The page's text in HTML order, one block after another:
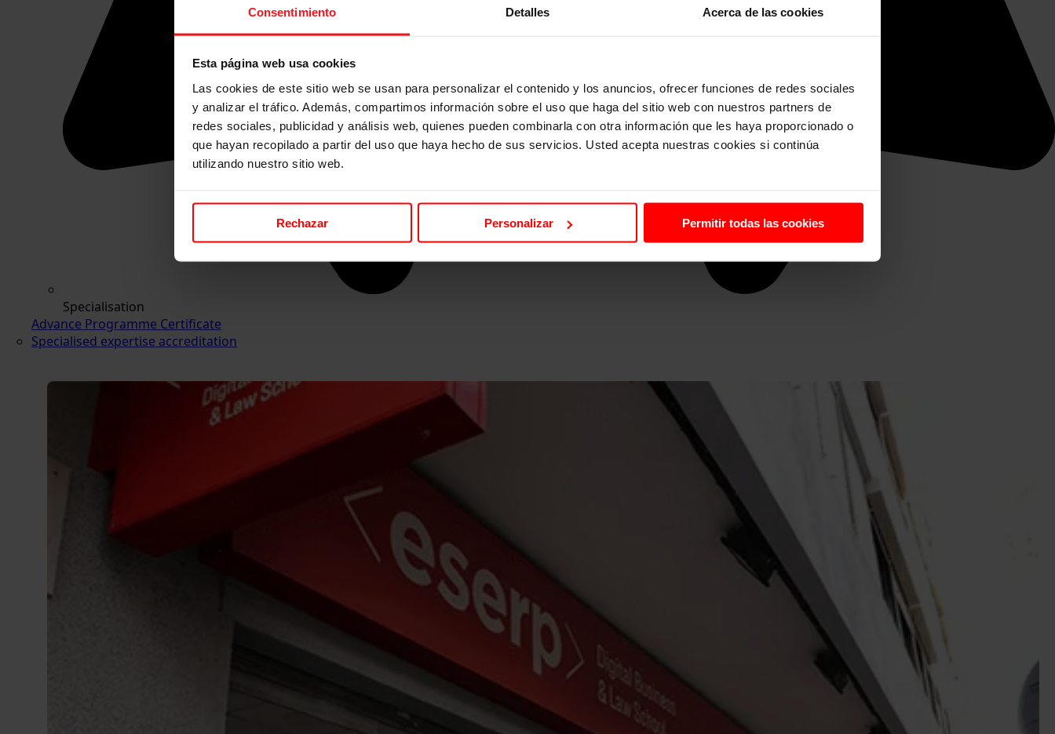
Consentimiento Detalles Acerca de las cookies
Esta página web usa cookies
Las cookies de este sitio web se usan para personalizar el contenido y los anuncios, ofrecer funciones de redes sociales
y analizar el tráfico. Además, compartimos información sobre el uso que haga del sitio web con nuestros partners de
redes sociales, publicidad y análisis web, quienes pueden combinarla con otra información que les haya proporcionado o
que hayan recopilado a partir del uso que haya hecho de sus servicios. Usted acepta nuestras cookies si continúa
utilizando nuestro sitio web.
Rechazar Personalizar Permitir todas las cookies
Specialisation
Advance Programme Certificate
Specialised expertise accreditation